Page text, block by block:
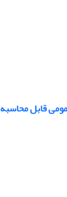
قابل محاسبه